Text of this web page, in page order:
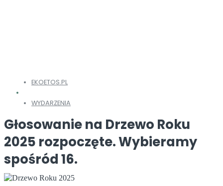
EKOETOS.PL
WYDARZENIA
Głosowanie na Drzewo Roku
2025 rozpoczęte. Wybieramy
spośród 16.